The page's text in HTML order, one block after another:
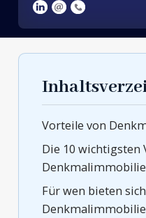
Vorteile von
Die 10 wichtigsten
Für wen bieten